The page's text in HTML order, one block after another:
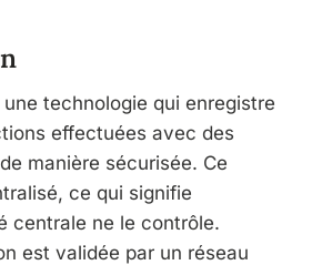
technologie qui enregistre
effectuées avec des
manière sécurisée. Ce
ce qui signifie
centrale ne le contrôle.
est validée par un réseau